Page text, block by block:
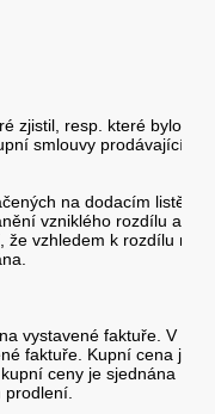
zjistil, resp. které bylo
smlouvy prodávajícím
na dodacím listě a
vzniklého rozdílu a
vzhledem k rozdílu mezi
vystavené faktuře. V
faktuře. Kupní cena je
ceny je sjednána